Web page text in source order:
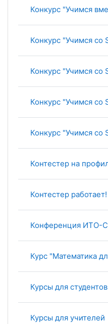
Конкурс "Учимся
Конкурс "Учимся со
Конкурс "Учимся со
Конкурс "Учимся со
Конкурс "Учимся со
Контестер на
Контестер работает!
Конференция ИТО-
Курс "Математика
Курсы для
Курсы для учителей